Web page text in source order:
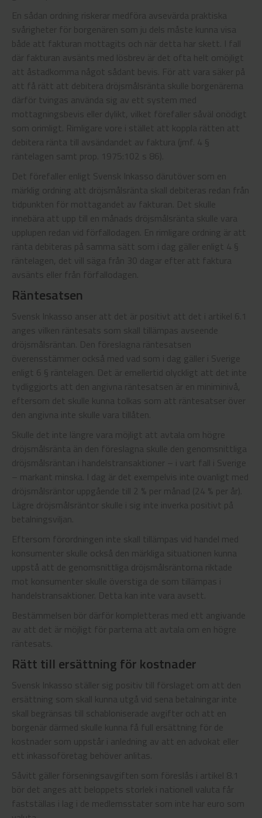
En sådan ordning riskerar medföra avsevärda praktiska
svårigheter för borgenären som ju dels måste kunna visa
både att fakturan mottagits och när detta har skett. I fall
där fakturan avsänts med lösbrev är det ofta helt omöjligt
att åstadkomma något sådant bevis. För att vara säker på
att få rätt att debitera dröjsmålsränta skulle borgenärerna
därför tvingas använda sig av ett system med
mottagningsbevis eller dylikt, vilket förefaller såväl onödigt
som orimligt. Rimligare vore i stället att koppla rätten att
debitera ränta till avsändandet av faktura (jmf. 4 §
räntelagen samt prop. 1975:102 s 86).
Det förefaller enligt Svensk Inkasso därutöver som en
märklig ordning att dröjsmålsränta skall debiteras redan från
tidpunkten för mottagandet av fakturan. Det skulle
innebära att upp till en månads dröjsmålsränta skulle vara
upplupen redan vid förfallodagen. En rimligare ordning är att
ränta debiteras på samma sätt som i dag gäller enligt 4 §
räntelagen, det vill säga från 30 dagar efter att faktura
avsänts eller från förfallodagen.
Räntesatsen
Svensk Inkasso anser att det är positivt att det i artikel 6.1
anges vilken räntesats som skall tillämpas avseende
dröjsmålsräntan. Den föreslagna räntesatsen
överensstämmer också med vad som i dag gäller i Sverige
enligt 6 § räntelagen. Det är emellertid olyckligt att det inte
tydliggjorts att den angivna räntesatsen är en miniminivå,
eftersom det skulle kunna tolkas som att räntesatser över
den angivna inte skulle vara tillåten.
Skulle det inte längre vara möjligt att avtala om högre
dröjsmålsränta än den föreslagna skulle den genomsnittliga
dröjsmålsräntan i handelstransaktioner – i vart fall i Sverige
– markant minska. I dag är det exempelvis inte ovanligt med
dröjsmålsräntor uppgående till 2 % per månad (24 % per år).
Lägre dröjsmålsräntor skulle i sig inte inverka positivt på
betalningsviljan.
Eftersom förordningen inte skall tillämpas vid handel med
konsumenter skulle också den märkliga situationen kunna
uppstå att de genomsnittliga dröjsmålsräntorna riktade
mot konsumenter skulle överstiga de som tillämpas i
handelstransaktioner. Detta kan inte vara avsett.
Bestämmelsen bör därför kompletteras med ett angivande
av att det är möjligt för parterna att avtala om en högre
räntesats.
Rätt till ersättning för kostnader
Svensk Inkasso ställer sig positiv till förslaget om att den
ersättning som skall kunna utgå vid sena betalningar inte
skall begränsas till schabloniserade avgifter och att en
borgenär därmed skulle kunna få full ersättning för de
kostnader som uppstår i anledning av att en advokat eller
ett inkassoföretag behöver anlitas.
Såvitt gäller förseningsavgiften som föreslås i artikel 8.1
bör det anges att beloppets storlek i nationell valuta får
fastställas i lag i de medlemsstater som inte har euro som